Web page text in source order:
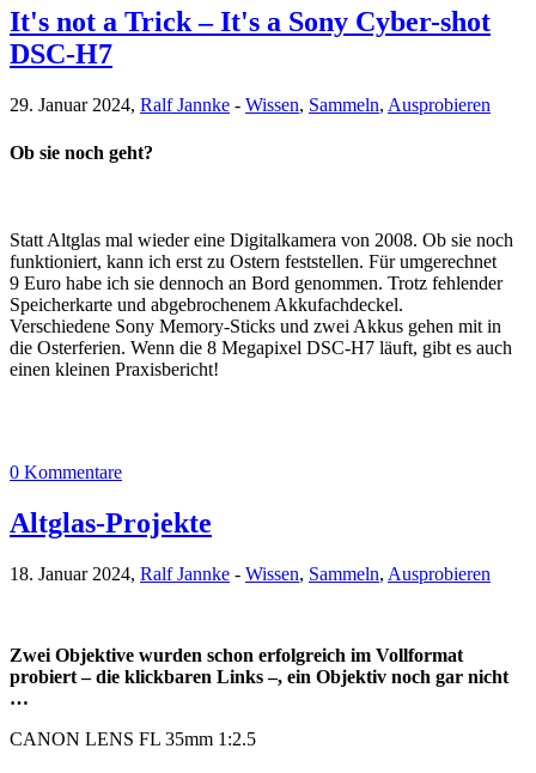
It's not a Trick – It's a Sony Cyber-shot
DSC-H7
29. Januar 2024, Ralf Jannke - Wissen, Sammeln, Ausprobieren
Ob sie noch geht?
Statt Altglas mal wieder eine Digitalkamera von 2008. Ob sie noch
funktioniert, kann ich erst zu Ostern feststellen. Für umgerechnet
9 Euro habe ich sie dennoch an Bord genommen. Trotz fehlender
Speicherkarte und abgebrochenem Akkufachdeckel.
Verschiedene Sony Memory-Sticks und zwei Akkus gehen mit in
die Osterferien. Wenn die 8 Megapixel DSC-H7 läuft, gibt es auch
einen kleinen Praxisbericht!
0 Kommentare
Altglas-Projekte
18. Januar 2024, Ralf Jannke - Wissen, Sammeln, Ausprobieren
Zwei Objektive wurden schon erfolgreich im Vollformat
probiert – die klickbaren Links –, ein Objektiv noch gar nicht
…
CANON LENS FL 35mm 1:2.5